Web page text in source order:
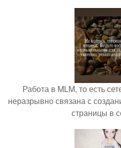
Работа в MLM, то есть
неразрывно связана с
страницы в